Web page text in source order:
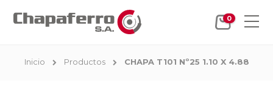
0
Inicio Productos CHAPA T101 Nº25 1.10 X 4.88